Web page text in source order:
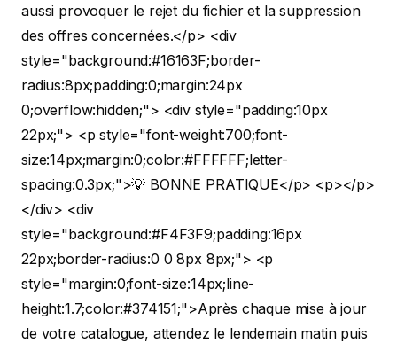
aussi provoquer le rejet du fichier et la suppression
des offres concernées.</p> <div
style="background:#16163F;border-
radius:8px;padding:0;margin:24px
0;overflow:hidden;"> <div style="padding:10px
22px;"> <p style="font-weight:700;font-
size:14px;margin:0;color:#FFFFFF;letter-
spacing:0.3px;">💡 BONNE PRATIQUE</p> <p></p>
</div> <div
style="background:#F4F3F9;padding:16px
22px;border-radius:0 0 8px 8px;"> <p
style="margin:0;font-size:14px;line-
height:1.7;color:#374151;">Après chaque mise à jour
de votre catalogue, attendez le lendemain matin puis